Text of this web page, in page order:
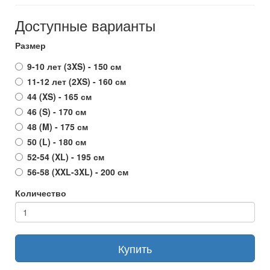
Доступные варианты
Размер
9-10 лет (3XS) - 150 см
11-12 лет (2XS) - 160 см
44 (XS) - 165 см
46 (S) - 170 см
48 (M) - 175 см
50 (L) - 180 см
52-54 (XL) - 195 см
56-58 (XXL-3XL) - 200 см
Количество
Купить